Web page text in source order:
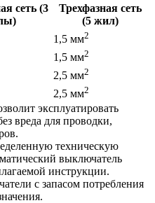
сеть (3
Трехфазная сеть
(5 жил)
1,5 мм2
1,5 мм2
2,5 мм2
2,5 мм2
эксплуатировать
вреда для проводки,
техническую
выключатель
инструкции.
с запасом потребления